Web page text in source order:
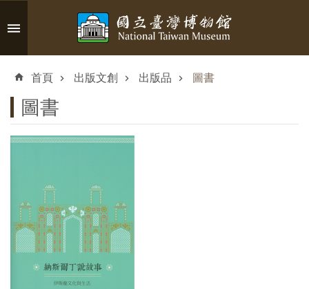
跳到主要內容區塊
搜
臺
博
首頁 出版文創 出版品 圖書
圖書